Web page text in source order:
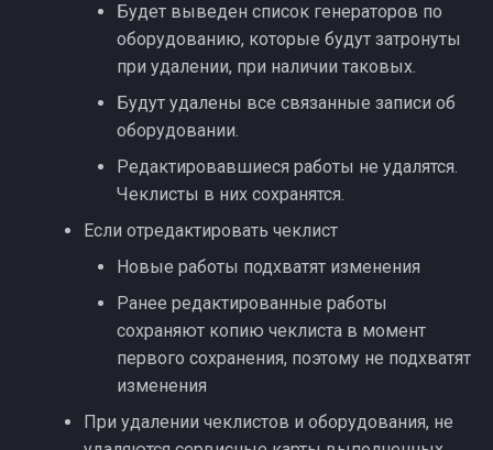
Будет выведен список генераторов по
оборудованию, которые будут затронуты
при удалении, при наличии таковых.
Будут удалены все связанные записи об
оборудовании.
Редактировавшиеся работы не удалятся.
Чеклисты в них сохранятся.
Если отредактировать чеклист
Новые работы подхватят изменения
Ранее редактированные работы
сохраняют копию чеклиста в момент
первого сохранения, поэтому не подхватят
изменения
При удалении чеклистов и оборудования, не